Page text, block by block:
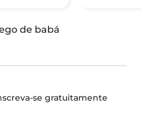
de babá
se gratuitamente